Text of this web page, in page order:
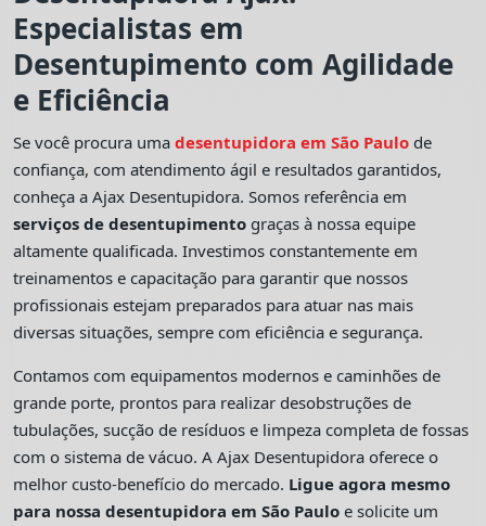
Especialistas em
Desentupimento com Agilidade
e Eficiência
Se você procura umadesentupidora em São Paulo de
confiança, com atendimento ágil e resultados garantidos,
conheça a Ajax Desentupidora. Somos referência em
serviços de desentupimento graças à nossa equipe
altamente qualificada. Investimos constantemente em
treinamentos e capacitação para garantir que nossos
profissionais estejam preparados para atuar nas mais
diversas situações, sempre com eficiência e segurança.
Contamos com equipamentos modernos e caminhões de
grande porte, prontos para realizar desobstruções de
tubulações, sucção de resíduos e limpeza completa de fossas
com o sistema de vácuo. A Ajax Desentupidora oferece o
melhor custo-benefício do mercado. Ligue agora mesmo
para nossa desentupidora em São Paulo e solicite um